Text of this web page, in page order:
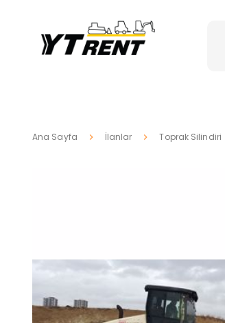
Ana Sayfa İlanlar Toprak Silindiri